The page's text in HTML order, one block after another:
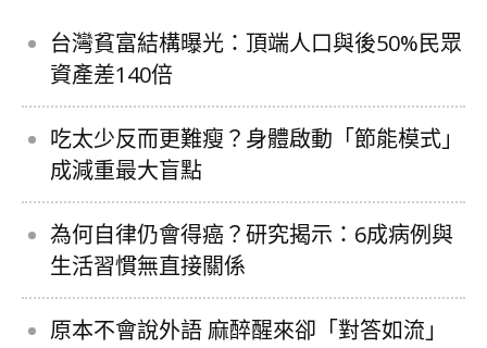
台灣貧富結構曝光：頂端人口與後50%民眾
資產差140倍
吃太少反而更難瘦？身體啟動「節能模式」
成減重最大盲點
為何自律仍會得癌？研究揭示：6成病例與
生活習慣無直接關係
原本不會說外語 麻醉醒來卻「對答如流」